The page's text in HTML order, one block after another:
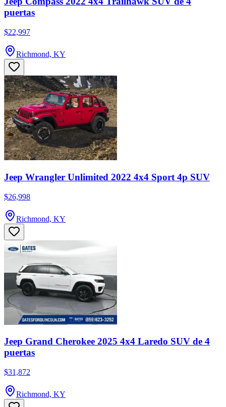
puertas
$22,997
Richmond, KY
Jeep Wrangler Unlimited 2022 4x4 Sport 4p SUV
$26,998
Richmond, KY
Jeep Grand Cherokee 2025 4x4 Laredo SUV de 4
puertas
$31,872
Richmond, KY